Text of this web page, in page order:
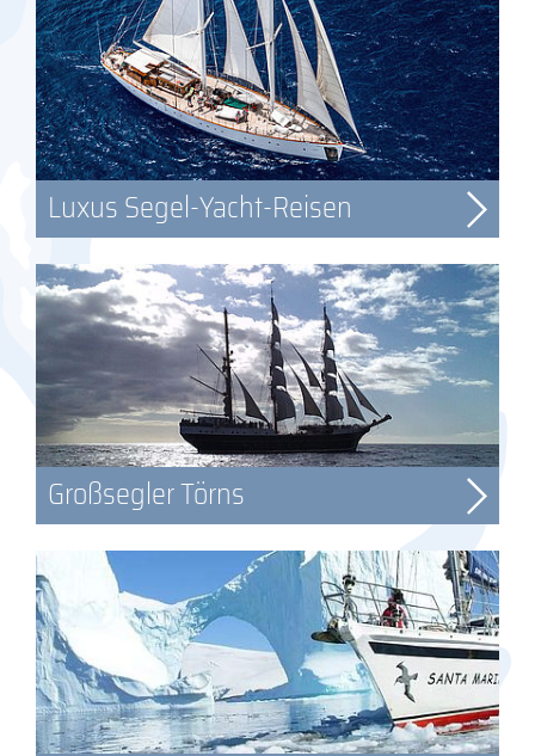
Luxus Segel-Yacht-Reisen
Großsegler Törns